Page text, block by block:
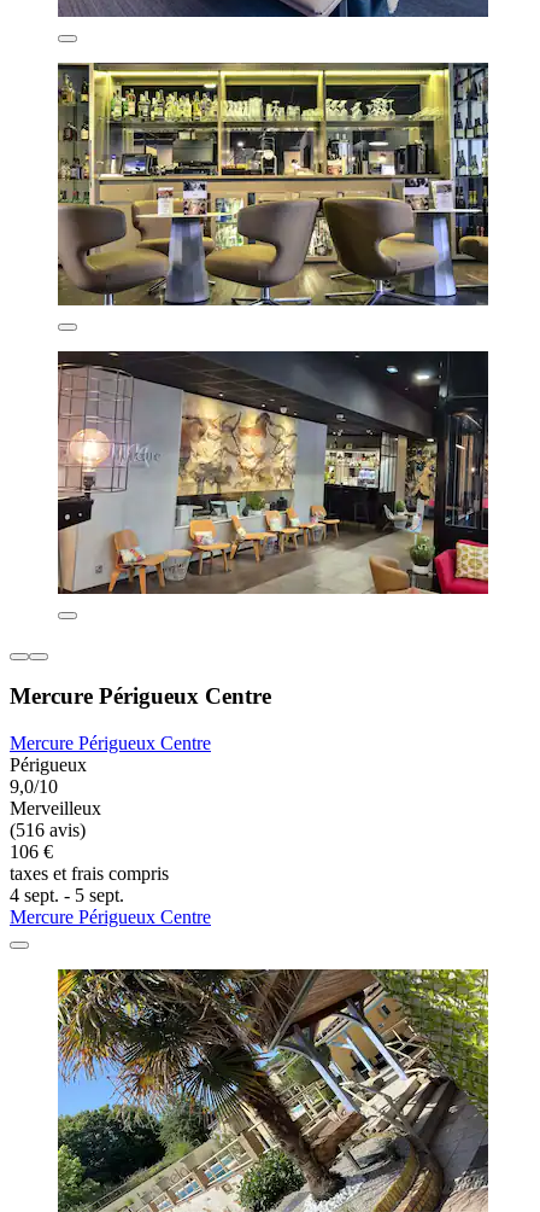
Mercure Périgueux Centre
Mercure Périgueux Centre
Périgueux
9,0/10
Merveilleux
(516 avis)
106 €
taxes et frais compris
4 sept. - 5 sept.
Mercure Périgueux Centre